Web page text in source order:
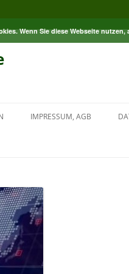
IMPRESSUM, AGB
Wenn Sie diese Webseite